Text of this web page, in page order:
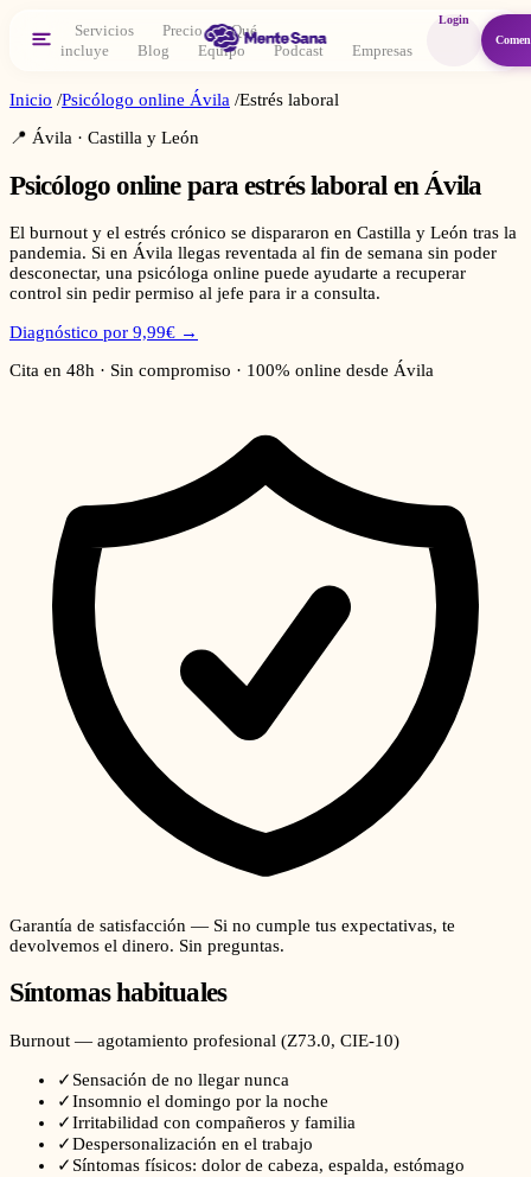
Servicios Precio
Qué
incluye
Blog Equipo Podcast Empresas
Login
Inicio /Psicólogo online Ávila /Estrés laboral
📍 Ávila · Castilla y León
Psicólogo online paraestrés laboral en Ávila
El burnout y el estrés crónico se dispararon en Castilla y León tras la
pandemia. Si en Ávila llegas reventada al fin de semana sin poder
desconectar, una psicóloga online puede ayudarte a recuperar
control sin pedir permiso al jefe para ir a consulta.
Diagnóstico por 9,99€ →
Cita en 48h · Sin compromiso · 100% online desde Ávila
Garantía de satisfacción — Si no cumple tus expectativas, te
devolvemos el dinero. Sin preguntas.
Síntomas habituales
Burnout — agotamiento profesional (Z73.0, CIE-10)
✓ Sensación de no llegar nunca
✓Insomnio el domingo por la noche
✓Irritabilidad con compañeros y familia
✓Despersonalización en el trabajo
✓ Síntomas físicos: dolor de cabeza, espalda, estómago